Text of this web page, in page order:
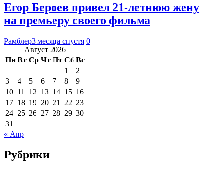
Егор Бероев привел 21-летнюю жену
на премьеру своего фильма
Рамблер3 месяца спустя 0
Август 2026
Пн Вт Ср Чт Пт Сб Вс
1
2
3
4 5 6 7 8
9
10 11 12 13 14 15 16
17 18 19 20 21 22 23
24 25 26 27 28 29 30
31
« Апр
Рубрики